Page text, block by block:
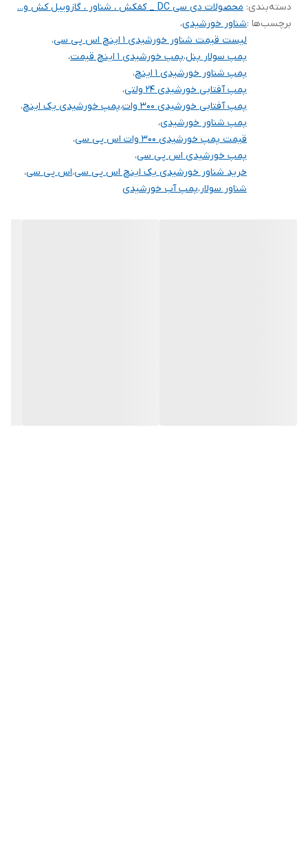
دسته‌بندی: محصولات دی سی DC _ کفکش ، شناور ، گازوییل کش و...
برچسب‌ها :شناور خورشیدی،
لیست قیمت شناور خورشیدی 1 اینچ اس پی سی
،
پمپ سولار پنل،پمپ خورشیدی 1 اینچ قیمت
،
پمپ شناور خورشیدی 1 اینچ
،
پمپ آفتابی خورشیدی ۲۴ ولتی
،
پمپ آفتابی خورشیدی 300 وات
،پمپ خورشیدی یک اینچ،
پمپ شناور خورشیدی،
قیمت پمپ خورشیدی 300 وات اس پی سی
،
پمپ خورشیدی اس پی سی،
خرید شناور خورشیدی یک اینچ اس پی سی،اس پی سی،
شناور سولار،پمپ آب خورشیدی